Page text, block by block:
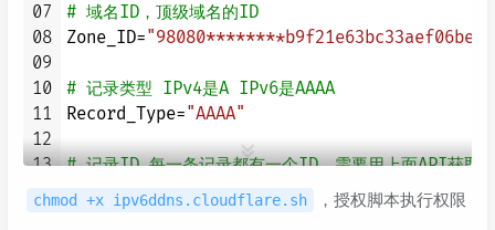
07
08
09
10
11
12
13
14
# 域名ID，顶级域名的ID
Zone_ID="98080********b9f21e63bc33aef06be"
# 记录类型 IPv4是A IPv6是AAAA
Record_Type="AAAA"
# 记录ID 每一条记录都有一个ID，需要用上面API获取
Record_ID=
chmod +x ipv6ddns.cloudflare.sh ，授权脚本执行权限